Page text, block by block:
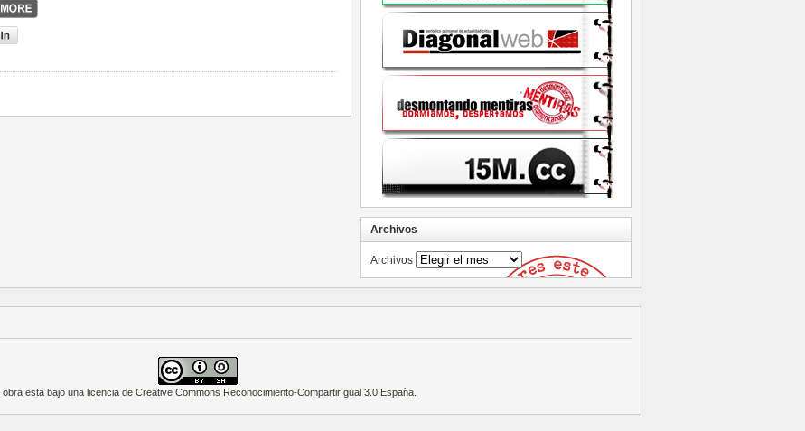
Archivos
Archivos
obra está bajo una licencia de Creative Commons Reconocimiento-CompartirIgual 3.0 España.